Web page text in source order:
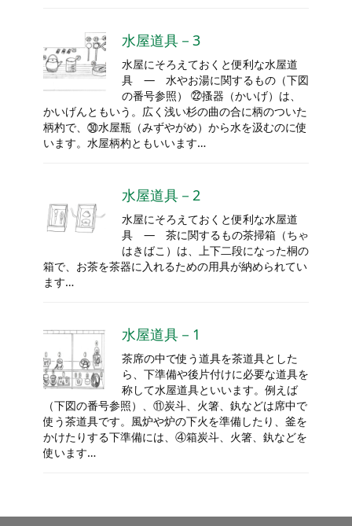
水屋道具－3
水屋にそろえておくと便利な水屋道
具 ― 水やお湯に関するもの（下図
の番号参照） ㉒搔器（かいげ）は、
かいげんともいう。広く浅い杉の曲の合に柄のついた
柄杓で、㉚水屋瓶（みずやがめ）から水を汲むのに使
います。水屋柄杓ともいいます…
水屋道具－2
水屋にそろえておくと便利な水屋道
具 ― 茶に関するもの茶掃箱（ちゃ
はきばこ）は、上下二段になった桐の
箱で、お茶を茶器に入れるための用具が納められてい
ます…
水屋道具－1
茶席の中で使う道具を茶道具とした
ら、下準備や後片付けに必要な道具を
称して水屋道具といいます。例えば
（下図の番号参照）、⑪炭斗、火箸、釻などは席中で
使う茶道具です。風炉や炉の下火を準備したり、釜を
かけたりする下準備には、④箱炭斗、火箸、釻などを
使います…